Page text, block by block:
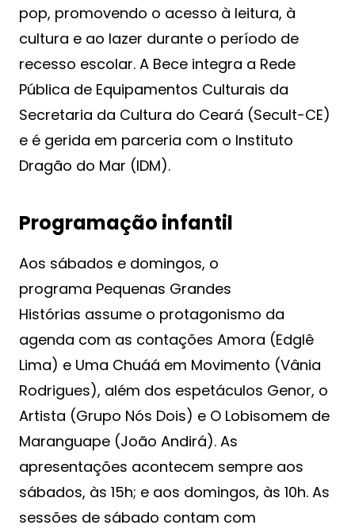
pop, promovendo o acesso à leitura, à
cultura e ao lazer durante o período de
recesso escolar. A Bece integra a Rede
Pública de Equipamentos Culturais da
Secretaria da Cultura do Ceará (Secult-CE)
e é gerida em parceria com o Instituto
Dragão do Mar (IDM).
Programação infantil
Aos sábados e domingos, o
programa Pequenas Grandes
Histórias assume o protagonismo da
agenda com as contações Amora (Edglê
Lima) e Uma Chuáá em Movimento (Vânia
Rodrigues), além dos espetáculos Genor, o
Artista (Grupo Nós Dois) e O Lobisomem de
Maranguape (João Andirá). As
apresentações acontecem sempre aos
sábados, às 15h; e aos domingos, às 10h. As
sessões de sábado contam com